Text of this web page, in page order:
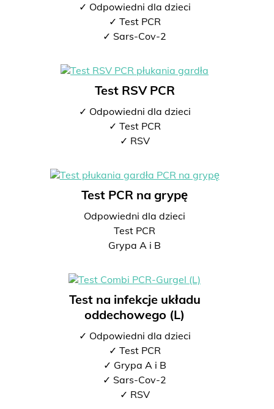
✓ Odpowiedni dla dzieci
✓ Test PCR
✓ Sars-Cov-2
Test RSV PCR
✓ Odpowiedni dla dzieci
✓ Test PCR
✓ RSV
Test PCR na grypę
Odpowiedni dla dzieci
Test PCR
Grypa A i B
Test na infekcje układu
oddechowego (L)
✓ Odpowiedni dla dzieci
✓ Test PCR
✓ Grypa A i B
✓ Sars-Cov-2
✓ RSV